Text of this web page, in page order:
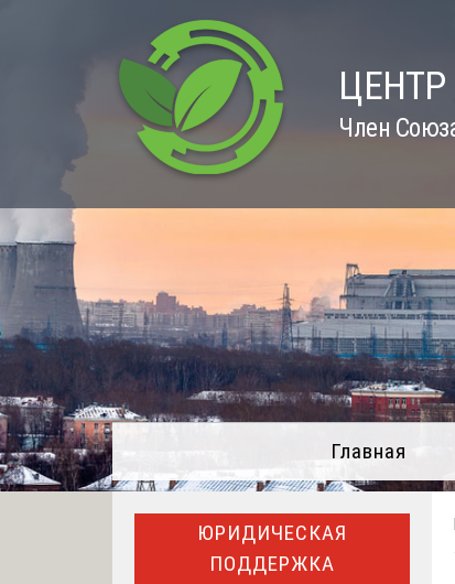
Член
Главная
ЮРИДИЧЕСКАЯ
ПОДДЕРЖКА